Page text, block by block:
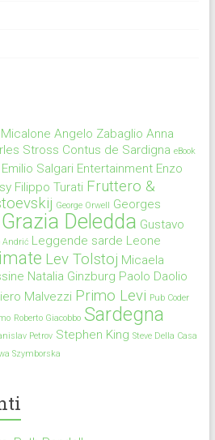
Angelo Zabaglio Anna
Stross Contus de Sardigna eBook
Emilio Salgari Entertainment Enzo
Filippo Turati Fruttero &
George Orwell Georges
Grazia Deledda Gustavo
Andrić Leggende sarde Leone
Lev Tolstoj Micaela
Natalia Ginzburg Paolo Daolio
Malvezzi Primo Levi Pub Coder
Roberto Giacobbo Sardegna
Petrov Stephen King Steve Della Casa
Szymborska